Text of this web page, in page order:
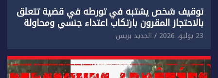
توقيف شخص يشتبه في تورطه في قضية تتعلق
بالاحتجاز المقرون بارتكاب اعتداء جنسي ومحاولة
إضرام النار عمدا.
23 يوليو، 2026 الجديد بريس